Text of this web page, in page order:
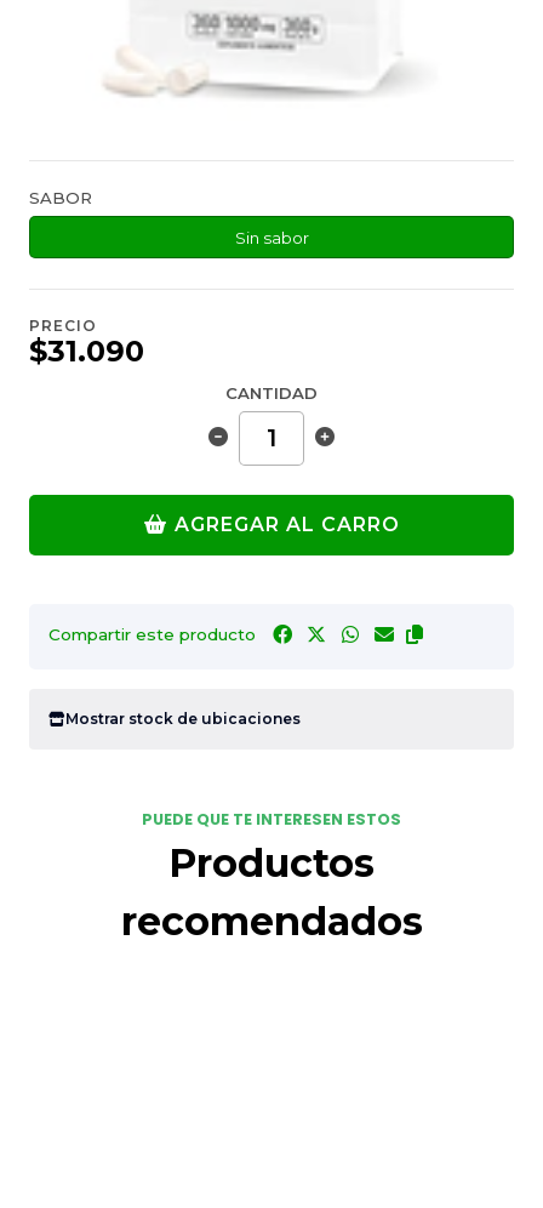
SABOR
Sin sabor
PRECIO
$31.090
CANTIDAD
AGREGAR AL CARRO
Compartir este producto
Mostrar stock de ubicaciones
PUEDE QUE TE INTERESEN ESTOS
Productos
recomendados